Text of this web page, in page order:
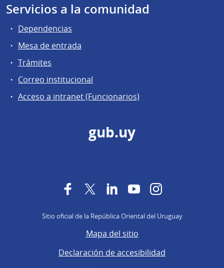
Servicios a la comunidad
Dependencias
Mesa de entrada
Trámites
Correo institucional
Acceso a intranet (Funcionarios)
gub.uy
FacebookTwitter LinkedInYouTubeInstagram
Sitio oficial de la República Oriental del Uruguay
Mapa del sitio
Declaración de accesibilidad